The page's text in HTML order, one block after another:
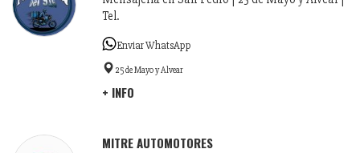
Tel.
Enviar WhatsApp
25 de Mayo y Alvear
+ INFO
MITRE AUTOMOTORES